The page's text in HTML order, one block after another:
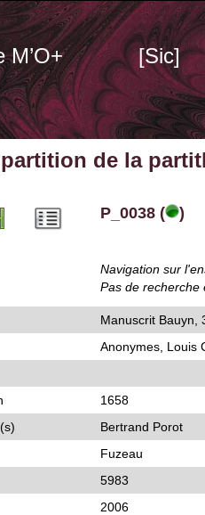
M’O+ [Sic]
de la
P_0038 ( )
Navigation sur
Pas de recherche
Manuscrit Bauyn,
Anonymes, Louis
1658
Bertrand Porot
Fuzeau
5983
2006